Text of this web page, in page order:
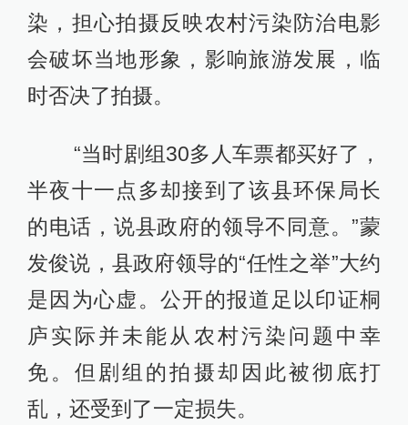
染，担心拍摄反映农村污染防治电影
会破坏当地形象，影响旅游发展，临
时否决了拍摄。
“当时剧组30多人车票都买好了，
半夜十一点多却接到了该县环保局长
的电话，说县政府的领导不同意。”蒙
发俊说，县政府领导的“任性之举”大约
是因为心虚。公开的报道足以印证桐
庐实际并未能从农村污染问题中幸
免。但剧组的拍摄却因此被彻底打
乱，还受到了一定损失。